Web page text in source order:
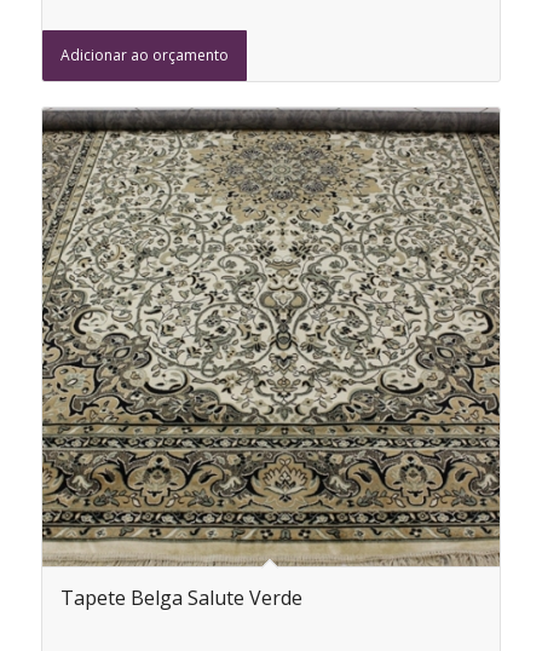
Adicionar ao orçamento
Tapete Belga Salute Verde